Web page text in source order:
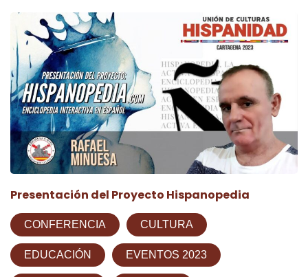
Presentación del Proyecto Hispanopedia
CONFERENCIA CULTURA
EDUCACIÓN EVENTOS 2023